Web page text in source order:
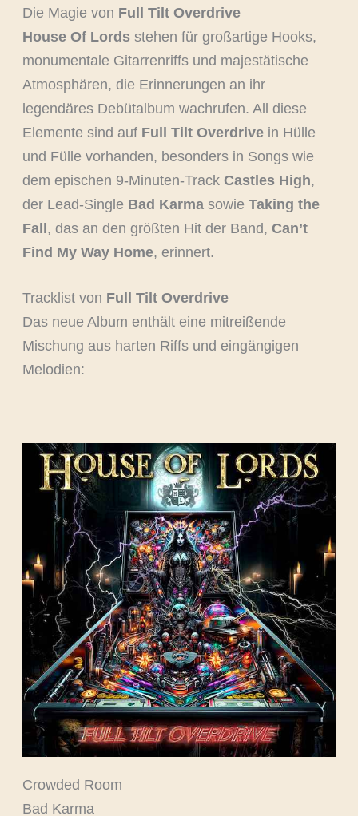
Die Magie von Full Tilt Overdrive
House Of Lords stehen für großartige Hooks,
monumentale Gitarrenriffs und majestätische
Atmosphären, die Erinnerungen an ihr
legendäres Debütalbum wachrufen. All diese
Elemente sind auf Full Tilt Overdrivein Hülle
und Fülle vorhanden, besonders in Songs wie
dem epischen 9-Minuten-Track Castles High,
der Lead-Single Bad Karmasowie Taking the
Fall , das an den größten Hit der Band, Can’t
Find My Way Home, erinnert.
Tracklist von Full Tilt Overdrive
Das neue Album enthält eine mitreißende
Mischung aus harten Riffs und eingängigen
Melodien:
Crowded Room
Bad Karma